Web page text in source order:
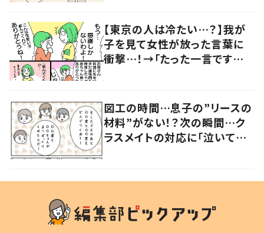
【東京の人は冷たい…？】我が
子を見て女性が放った言葉に
衝撃…！→「たった一言ですが、
図工の時間…息子の”リースの
材料”がない！？次の瞬間…ク
ラスメイトの対応に「泣いてし